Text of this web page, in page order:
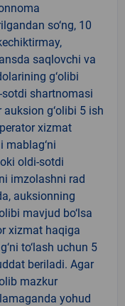
so‘ng, 10
saqlovchi va
g‘olibi
sotdi shartnomasi
g‘olibi 5 ish
xizmat
mablag‘ni
oldi-sotdi
imzolashni rad
auksionning
mavjud bo‘lsa
xizmat haqiga
to‘lash uchun 5
beriladi. Agar
mazkur
yohud